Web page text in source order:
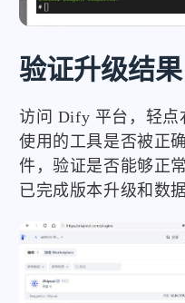
验证升级结果
访问 Dify 平台，轻点
使用的工具是否被正
件，验证是否能够正
已完成版本升级和数